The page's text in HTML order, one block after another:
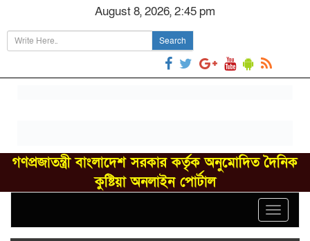
August 8, 2026, 2:45 pm
Search
গণপ্রজাতন্ত্রী বাংলাদেশ সরকার কর্তৃক অনুমোদিত দৈনিক
কুষ্টিয়া অনলাইন পোর্টাল
Toggle